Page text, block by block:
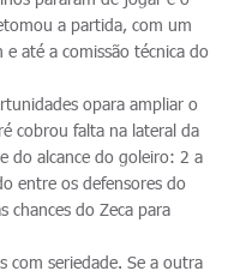
a partida, com um
até a comissão técnica do
opara ampliar o
cobrou falta na lateral da
do alcance do goleiro: 2 a
entre os defensores do
chances do Zeca para
com seriedade. Se a outra